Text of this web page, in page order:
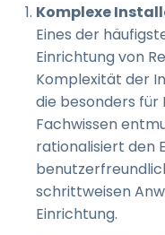
Komplexe
Eines der
Einrichtung von
Komplexität der
die besonders für
Fachwissen
rationalisiert den
schrittweisen
Einrichtung.